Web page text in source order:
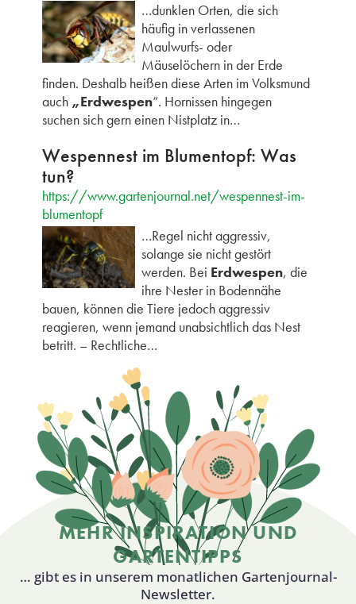
…dunklen Orten, die sich
häufig in verlassenen
Maulwurfs- oder
Mäuselöchern in der Erde
finden. Deshalb heißen diese Arten im Volksmund
auch „Erdwespen“. Hornissen hingegen
suchen sich gern einen Nistplatz in…
Wespennest im Blumentopf: Was
tun?
https://www.gartenjournal.net/wespennest-im-
blumentopf
…Regel nicht aggressiv,
solange sie nicht gestört
werden. Bei Erdwespen, die
ihre Nester in Bodennähe
bauen, können die Tiere jedoch aggressiv
reagieren, wenn jemand unabsichtlich das Nest
betritt. – Rechtliche…
MEHR INSPIRATION UND
GARTENTIPPS
… gibt es in unserem monatlichen Gartenjournal-
Newsletter.